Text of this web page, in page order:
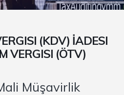
(KDV) İADESI
VERGISI (ÖTV)
Müşavirlik